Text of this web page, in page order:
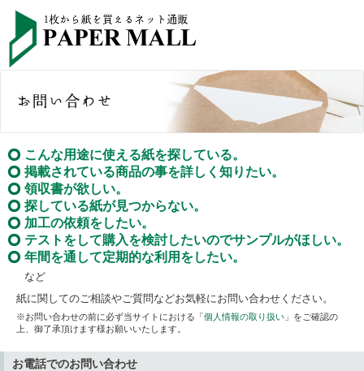
こんな用途に使える紙を探している。
掲載されている商品の事を詳しく知りたい。
領収書が欲しい。
探している紙が見つからない。
加工の依頼をしたい。
テストをして購入を検討したいのでサンプルがほしい。
年間を通して定期的な利用をしたい。
など
紙に関してのご相談やご質問などお気軽にお問い合わせください。
※お問い合わせの前に必ず当サイトにおける「個人情報の取り扱い 」をご確認の
上、御了承頂けます様お願いいたします。
お電話でのお問い合わせ